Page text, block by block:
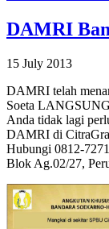
DAMRI
15 July 2013
DAMRI telah
Soeta
Anda tidak lagi
DAMRI di
Hubungi 0812-
Blok Ag.02/27,